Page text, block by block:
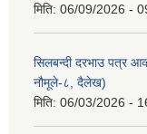
मिति: 06/09/2026 -
सिलबन्दी दरभाउ पत्र
नौमूले-८, दैलेख)
मिति: 06/03/2026 -